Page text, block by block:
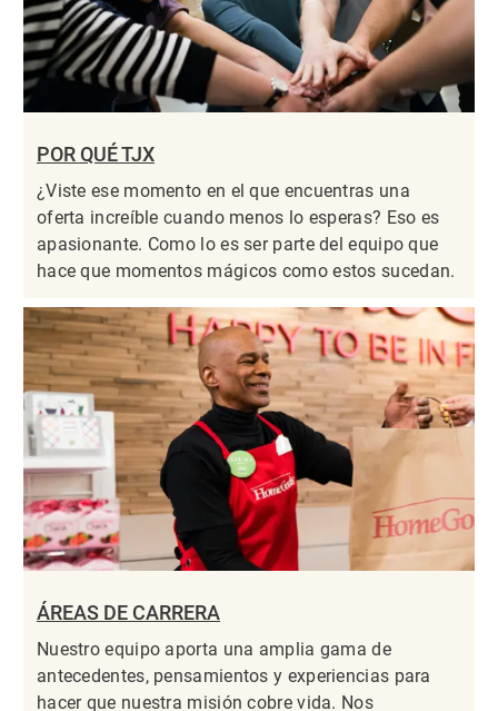
POR QUÉ TJX
¿Viste ese momento en el que encuentras una
oferta increíble cuando menos lo esperas? Eso es
apasionante. Como lo es ser parte del equipo que
hace que momentos mágicos como estos sucedan.
ÁREAS DE CARRERA
Nuestro equipo aporta una amplia gama de
antecedentes, pensamientos y experiencias para
hacer que nuestra misión cobre vida. Nos